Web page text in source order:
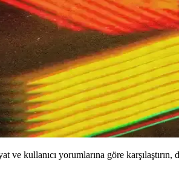
ve kullanıcı yorumlarına göre karşılaştırın,